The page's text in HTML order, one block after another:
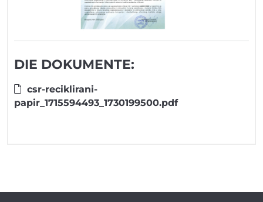
DIE DOKUMENTE:
csr-reciklirani-
papir_1715594493_1730199500.pdf